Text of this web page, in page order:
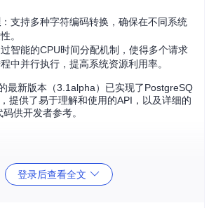
：支持多种字符编码转换，确保在不同系统
。
过智能的CPU时间分配机制，使得多个请求
中并行执行，提高系统资源利用率。
最新版本（3.1alpha）已实现了PostgreSQ
提供了易于理解和使用的API，以及详细的
供开发者参考。
于各种Web开发场景，尤其在以下领域表
登录后查看全文